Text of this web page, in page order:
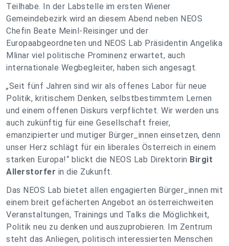
Teilhabe. In der Labstelle im ersten Wiener
Gemeindebezirk wird an diesem Abend neben NEOS
Chefin Beate Meinl-Reisinger und der
Europaabgeordneten und NEOS Lab Präsidentin Angelika
Mlinar viel politische Prominenz erwartet, auch
internationale Wegbegleiter, haben sich angesagt.
„Seit fünf Jahren sind wir als offenes Labor für neue
Politik, kritischem Denken, selbstbestimmtem Lernen
und einem offenen Diskurs verpflichtet. Wir werden uns
auch zukünftig für eine Gesellschaft freier,
emanzipierter und mutiger Bürger_innen einsetzen, denn
unser Herz schlägt für ein liberales Österreich in einem
starken Europa!“ blickt die NEOS Lab Direktorin Birgit
Allerstorfer in die Zukunft.
Das NEOS Lab bie­tet allen engagierten Bür­ger_in­nen mit
einem breit gefächerten Angebot an österreichweiten
Veranstaltungen, Trainings und Talks die Möglichkeit,
Po­li­tik neu zu denken und auszu­pro­bie­ren. Im Zentrum
steht das Anliegen, politisch interessierten Menschen